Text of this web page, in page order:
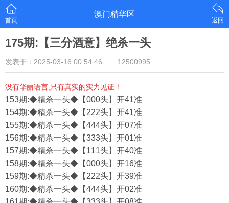
首页
澳门精华区
返回
175期:【三分酒意】绝杀一头
发表于：2025-03-16 00:54:46 12500995
没有华丽语言,只有真实的实力见证！
153期:◆精杀一头◆【000头】开41准
154期:◆精杀一头◆【222头】开41准
155期:◆精杀一头◆【444头】开07准
156期:◆精杀一头◆【333头】开01准
157期:◆精杀一头◆【111头】开40准
158期:◆精杀一头◆【000头】开16准
159期:◆精杀一头◆【222头】开39准
160期:◆精杀一头◆【444头】开02准